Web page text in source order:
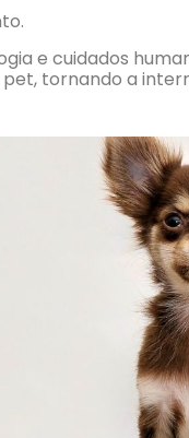
e cuidados
tornando a